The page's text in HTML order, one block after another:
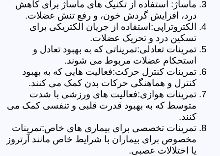
ماساژ: استفاده از تکنیک های ماساژ برای کاهش
درد، افزایش گردش خون، و رفع تنش عضلات.
الکتروتراپی:استفاده از جریان الکتریکی برای
تسکین درد و تحریک عضلات.
تمرینات تعادلی:تمریناتی که به بهبود تعادل و
استحکام عضلات مربوط می شوند.
تمرینات کنترل حرکت:فعالیت هایی که به بهبود
کنترل و هماهنگی حرکات بدن کمک می کنند.
تمرینات هوازی:فعالیت های ورزشی با شدت
متوسط که به بهبود قدرت قلبی و تنفسی کمک می
کنند.
تمرینات تخصصی برای بیماری های خاص:تمرینات
مخصوص برای بیماران با شرایط خاص مانند آرتروز
یا اختلالات عصبی.